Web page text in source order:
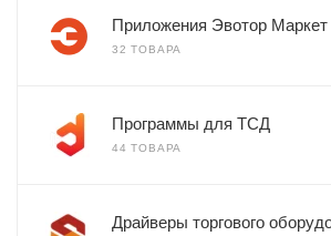
Приложения Эвотор Маркет
32 ТОВАРА
Программы для ТСД
44 ТОВАРА
Драйверы торгового